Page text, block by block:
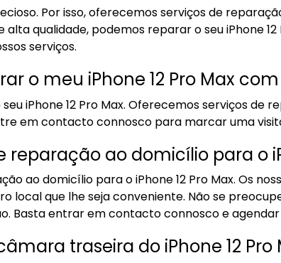
Por isso, oferecemos serviços de
qualidade, podemos reparar o seu iPhone
serviços.
o meu iPhone 12 Pro Max
iPhone 12 Pro Max. Oferecemos serviços de
em contacto connosco para marcar uma
ao domicílio para o
ao domicílio para o iPhone 12 Pro Max. Os
local que lhe seja conveniente. Não se
Basta entrar em contacto connosco e
traseira do iPhone 12 Pro